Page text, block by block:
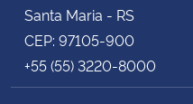
Santa Maria - RS
CEP: 97105-900
+55 (55) 3220-8000